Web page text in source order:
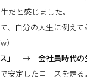
だと感じました。
、自分の人生に例え
ス」 → 会社員時代の
安定したコースを走